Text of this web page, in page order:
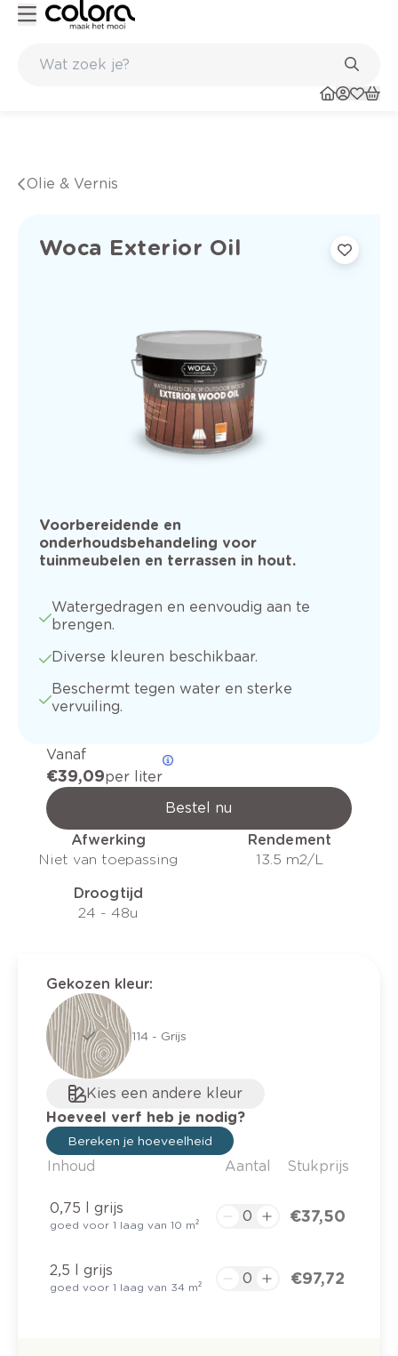
Olie & Vernis
Woca Exterior Oil
Voorbereidende en
onderhoudsbehandeling voor
tuinmeubelen en terrassen in hout.
Watergedragen en eenvoudig aan te
brengen.
Diverse kleuren beschikbaar.
Beschermt tegen water en sterke
vervuiling.
Vanaf
€ 39,09per liter
Bestel nu
Afwerking
Niet van toepassing
Rendement
13.5 m2/L
Droogtijd
24 - 48u
Gekozen kleur:
114 - Grijs
Kies een andere kleur
Hoeveel verf heb je nodig?
Bereken je hoeveelheid
Inhoud Aantal Stukprijs
0,75 l grijs
goed voor 1 laag van 10 m² € 37,50
2,5 l grijs
goed voor 1 laag van 34 m² € 97,72